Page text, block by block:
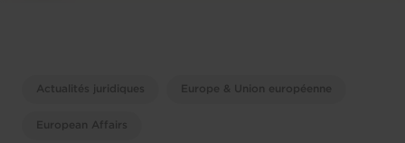
Actualités juridiques Europe & Union européenne
European Affairs